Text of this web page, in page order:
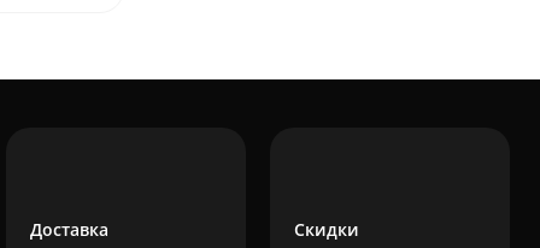
Доставка Скидки